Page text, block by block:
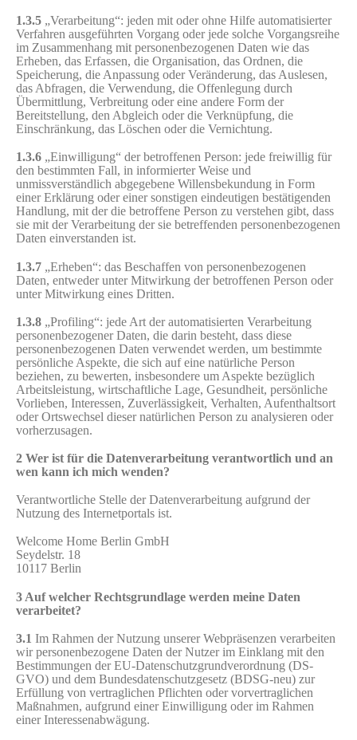
1.3.5 „Verarbeitung“: jeden mit oder ohne Hilfe automatisierter
Verfahren ausgeführten Vorgang oder jede solche Vorgangsreihe
im Zusammenhang mit personenbezogenen Daten wie das
Erheben, das Erfassen, die Organisation, das Ordnen, die
Speicherung, die Anpassung oder Veränderung, das Auslesen,
das Abfragen, die Verwendung, die Offenlegung durch
Übermittlung, Verbreitung oder eine andere Form der
Bereitstellung, den Abgleich oder die Verknüpfung, die
Einschränkung, das Löschen oder die Vernichtung.
1.3.6 „Einwilligung“ der betroffenen Person: jede freiwillig für
den bestimmten Fall, in informierter Weise und
unmissverständlich abgegebene Willensbekundung in Form
einer Erklärung oder einer sonstigen eindeutigen bestätigenden
Handlung, mit der die betroffene Person zu verstehen gibt, dass
sie mit der Verarbeitung der sie betreffenden personenbezogenen
Daten einverstanden ist.
1.3.7 „Erheben“: das Beschaffen von personenbezogenen
Daten, entweder unter Mitwirkung der betroffenen Person oder
unter Mitwirkung eines Dritten.
1.3.8 „Profiling“: jede Art der automatisierten Verarbeitung
personenbezogener Daten, die darin besteht, dass diese
personenbezogenen Daten verwendet werden, um bestimmte
persönliche Aspekte, die sich auf eine natürliche Person
beziehen, zu bewerten, insbesondere um Aspekte bezüglich
Arbeitsleistung, wirtschaftliche Lage, Gesundheit, persönliche
Vorlieben, Interessen, Zuverlässigkeit, Verhalten, Aufenthaltsort
oder Ortswechsel dieser natürlichen Person zu analysieren oder
vorherzusagen.
2 Wer ist für die Datenverarbeitung verantwortlich und an
wen kann ich mich wenden?
Verantwortliche Stelle der Datenverarbeitung aufgrund der
Nutzung des Internetportals ist.
Welcome Home Berlin GmbH
Seydelstr. 18
10117 Berlin
3 Auf welcher Rechtsgrundlage werden meine Daten
verarbeitet?
3.1 Im Rahmen der Nutzung unserer Webpräsenzen verarbeiten
wir personenbezogene Daten der Nutzer im Einklang mit den
Bestimmungen der EU-Datenschutzgrundverordnung (DS-
GVO) und dem Bundesdatenschutzgesetz (BDSG-neu) zur
Erfüllung von vertraglichen Pflichten oder vorvertraglichen
Maßnahmen, aufgrund einer Einwilligung oder im Rahmen
einer Interessenabwägung.